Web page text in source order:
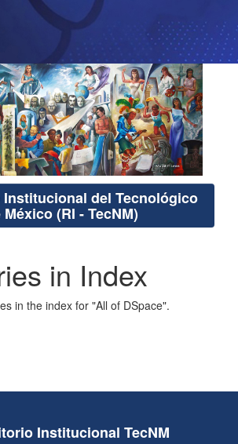
del Tecnológico
(RI - TecNM)
in Index
in the index for "All of DSpace".
Institucional TecNM